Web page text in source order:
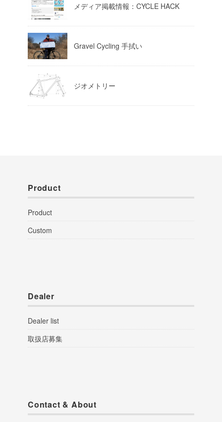
メディア掲載情報：CYCLE HACK
Gravel Cycling 手拭い
ジオメトリー
Product
Product
Custom
Dealer
Dealer list
取扱店募集
Contact & About